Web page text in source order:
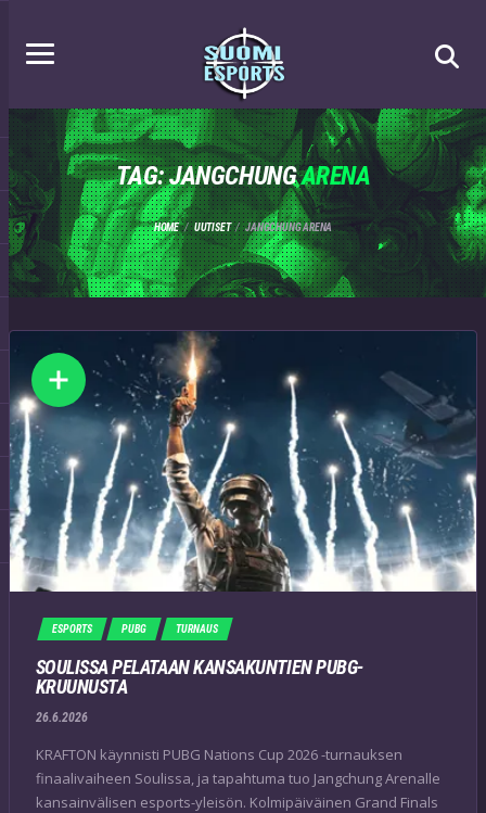
TAG: JANGCHUNGARENA
HOME UUTISET JANGCHUNG ARENA
ESPORTS PUBG TURNAUS
SOULISSA PELATAAN KANSAKUNTIEN PUBG-
KRUUNUSTA
26.6.2026
KRAFTON käynnisti PUBG Nations Cup 2026 -turnauksen
finaalivaiheen Soulissa, ja tapahtuma tuo Jangchung Arenalle
kansainvälisen esports-yleisön. Kolmipäiväinen Grand Finals